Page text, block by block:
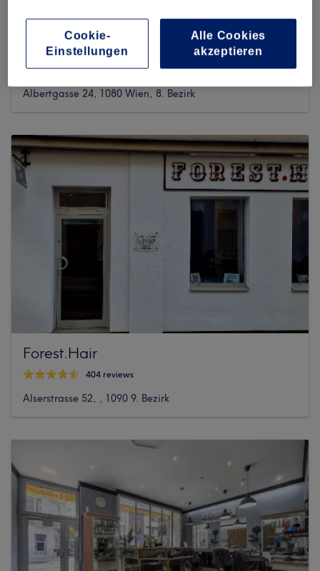
Emo Beauty Salon
50 reviews
Albertgasse 24, 1080 Wien, 8. Bezirk
Forest.Hair
404 reviews
Alserstrasse 52, , 1090 9. Bezirk
Alle Cookies
akzeptieren
Cookie-
Einstellungen